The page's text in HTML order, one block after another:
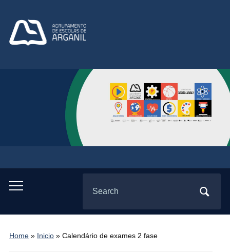
Toggle
menu
for:
Home» Inicio» Calendário de exames 2 fase